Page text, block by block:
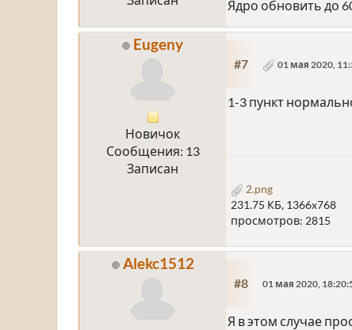
Ядро обновить до
Eugeny
Новичок
Сообщения: 13
Записан
#7 01 мая 2020,
1-3 пункт
2.png
231.75 КБ, 1366x768
просмотров: 2815
Alekc1512
#8 01 мая 2020,
Я в этом случае